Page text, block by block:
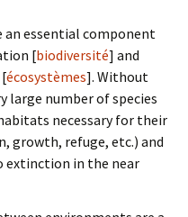
an essential component
[biodiversité] and
écosystèmes]. Without
large number of species
necessary for their
growth, refuge, etc.) and
extinction in the near